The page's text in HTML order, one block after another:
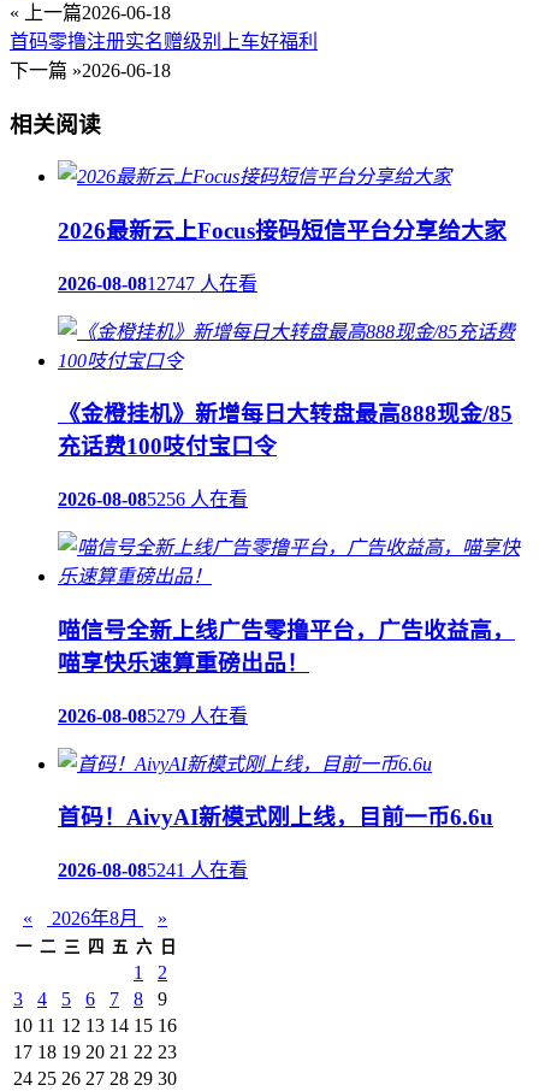
« 上一篇2026-06-18
首码零撸注册实名赠级别上车好福利
下一篇 »2026-06-18
相关阅读
2026最新云上Focus接码短信平台分享给大家
2026-08-0812747 人在看
《金橙挂机》新增每日大转盘最高888现金/85
充话费100吱付宝口令
2026-08-085256 人在看
喵信号全新上线广告零撸平台，广告收益高，
喵享快乐速算重磅出品！
2026-08-085279 人在看
首码！AivyAI新模式刚上线，目前一币6.6u
2026-08-085241 人在看
« 2026年8月 »
一 二 三 四 五 六 日
1
2
3
4 5 6 7 8
9
10 11 12 13 14 15 16
17 18 19 20 21 22 23
24 25 26 27 28 29 30